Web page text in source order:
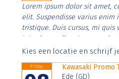
Lorem ipsum dolor sit amet,
elit. Suspendisse varius enim
tristique. Duis cursus, mi quis
interdum nulla, ut commodo
Aenean faucibus nibh et
Kies een locatie en schrijf
Friday
Kawasaki Promo
Ede (GD)